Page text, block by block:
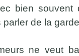
bien
de la
ne veut